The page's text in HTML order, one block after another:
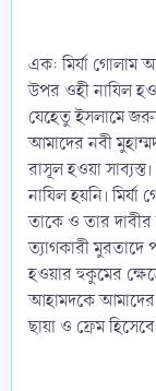
এক: মির্যা গোলাম
উপর ওহী নাযিল
যেহেতু ইসলামে
আমাদের নবী
রাসূল হওয়া
নাযিল হয়নি।
তাকে ও তার
ত্যাগকারী
হওয়ার হুকুমের
আহামদকে আমাদের
ছায়া ও ফ্রেম